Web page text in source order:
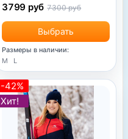
Выбрать
3799 руб 7300 руб
Размеры в наличии:
M
L
-42%
Хит!